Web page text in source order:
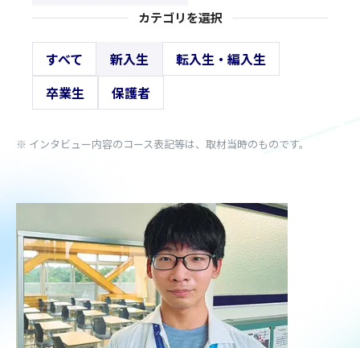
カテゴリを選択
すべて 新入生
転入生・編入生
卒業生
保護者
※ インタビュー内容のコース表記等は、取材当時のものです。